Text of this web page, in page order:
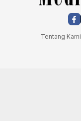
Tentang Kami